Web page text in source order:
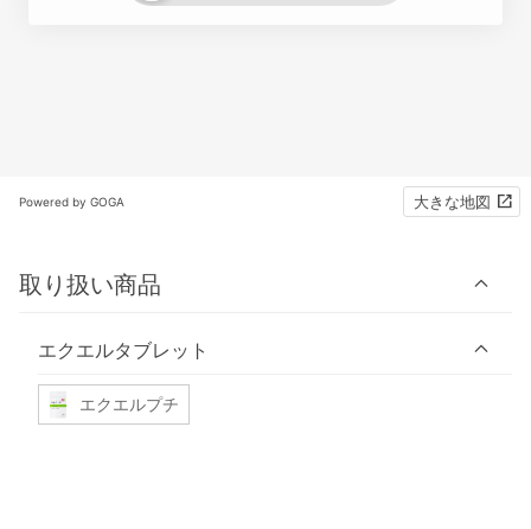
Powered by GOGA 大きな地図
取り扱い商品
エクエルタブレット
エクエルプチ